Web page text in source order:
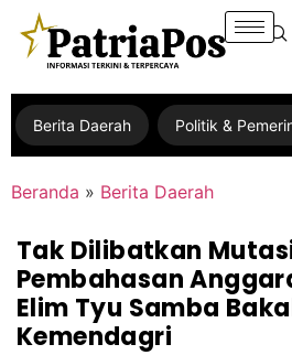
Berita Daerah Politik &
Beranda » Berita Daerah
Tak Dilibatkan
Pembahasan
Elim Tyu Samba
Kemendagri